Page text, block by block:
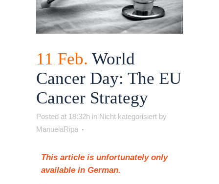
11 Feb. World
Cancer Day: The EU
Cancer Strategy
Posted at 18:32h in Nicht kategorisiert by
ManuelaRipa
This article is unfortunately only
available in German.